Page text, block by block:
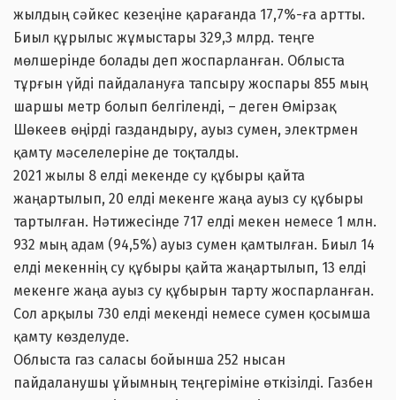
жылдың сәйкес кезеңіне қарағанда 17,7%-ға артты.
Биыл құрылыс жұмыстары 329,3 млрд. теңге
мөлшерінде болады деп жоспарланған. Облыста
тұрғын үйді пайдалануға тапсыру жоспары 855 мың
шаршы метр болып белгіленді, – деген Өмірзақ
Шөкеев өңірді газдандыру, ауыз сумен, электрмен
қамту мәселелеріне де тоқталды.
2021 жылы 8 елді мекенде су құбыры қайта
жаңартылып, 20 елді мекенге жаңа ауыз су құбыры
тартылған. Нәтижесінде 717 елді мекен немесе 1 млн.
932 мың адам (94,5%) ауыз сумен қамтылған. Биыл 14
елді мекеннің су құбыры қайта жаңартылып, 13 елді
мекенге жаңа ауыз су құбырын тарту жоспарланған.
Сол арқылы 730 елді мекенді немесе сумен қосымша
қамту көзделуде.
Облыста газ саласы бойынша 252 нысан
пайдаланушы ұйымның теңгеріміне өткізілді. Газбен